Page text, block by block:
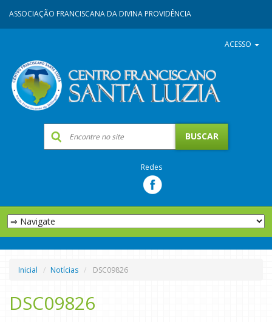
ASSOCIAÇÃO FRANCISCANA DA DIVINA PROVIDÊNCIA
ACESSO
Redes
Inicial Notícias DSC09826
DSC09826